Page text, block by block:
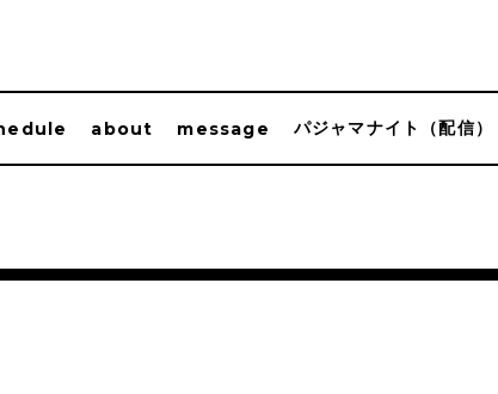
about message パジャマナイト（配信）